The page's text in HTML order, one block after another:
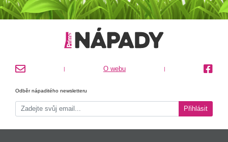
| O webu |
Odběr nápaditého newsletteru
Přihlásit